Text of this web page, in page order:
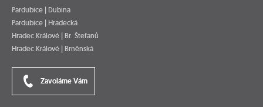
Pardubice | Dubina
Pardubice | Hradecká
Hradec Králové | Br. Štefanů
Hradec Králové | Brněnská
Zavoláme Vám